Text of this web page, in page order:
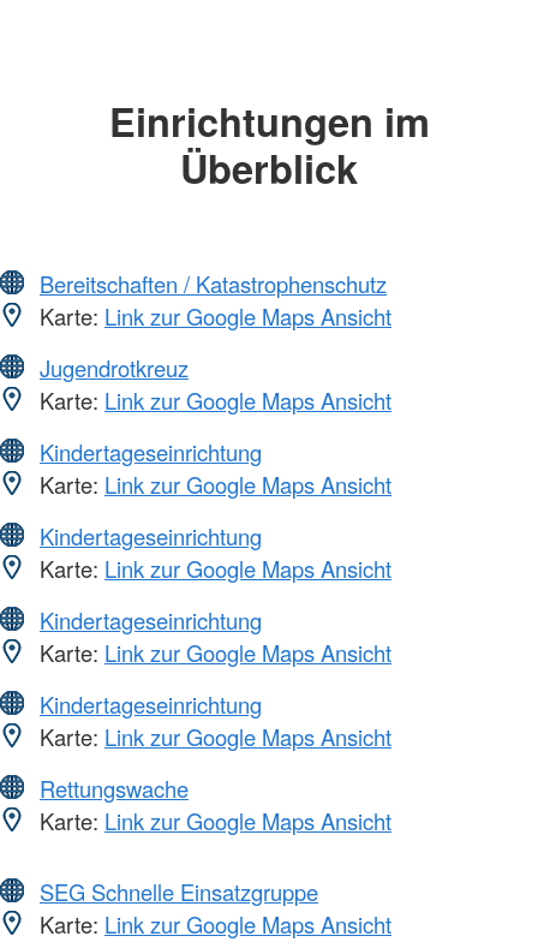
Einrichtungen im
Überblick
Bereitschaften / Katastrophenschutz
Karte: Link zur Google Maps Ansicht
Jugendrotkreuz
Karte: Link zur Google Maps Ansicht
Kindertageseinrichtung
Karte: Link zur Google Maps Ansicht
Kindertageseinrichtung
Karte: Link zur Google Maps Ansicht
Kindertageseinrichtung
Karte: Link zur Google Maps Ansicht
Kindertageseinrichtung
Karte: Link zur Google Maps Ansicht
Rettungswache
Karte: Link zur Google Maps Ansicht
SEG Schnelle Einsatzgruppe
Karte: Link zur Google Maps Ansicht